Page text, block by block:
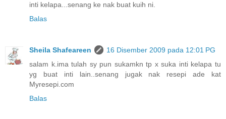
inti kelapa...senang ke nak buat kuih ni.
Balas
Sheila Shafeareen
16 Disember 2009 pada 12:01 PG
salam k.ima tulah sy pun sukamkn tp x suka inti kelapa tu
yg buat inti lain..senang jugak nak resepi ade kat
Myresepi.com
Balas